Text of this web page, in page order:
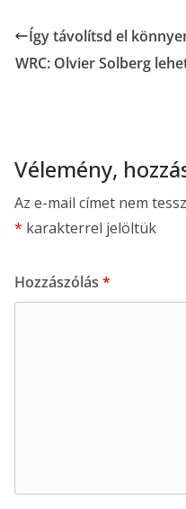
Így távolítsd el
WRC: Olvier Solberg
Vélemény,
Az e-mail címet nem
* karakterrel jelöltük
Hozzászólás *